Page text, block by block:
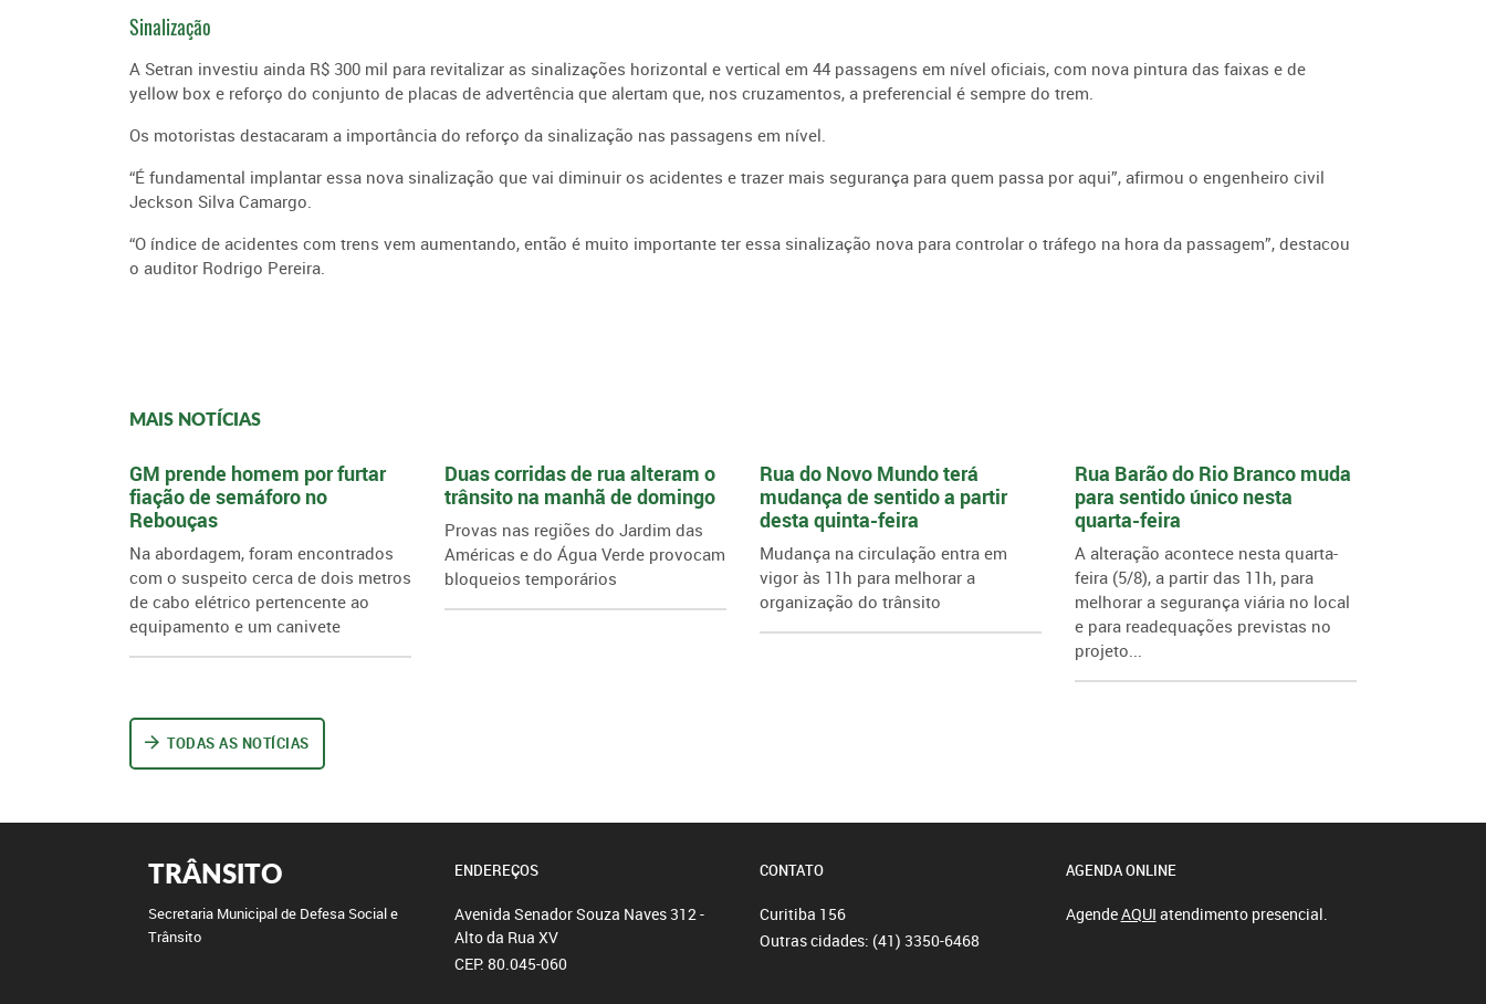
Sinalização
A Setran investiu ainda R$ 300 mil para revitalizar as sinalizações horizontal e vertical em 44 passagens em nível oficiais, com nova pintura das faixas e de
yellow box e reforço do conjunto de placas de advertência que alertam que, nos cruzamentos, a preferencial é sempre do trem.
Os motoristas destacaram a importância do reforço da sinalização nas passagens em nível.
“É fundamental implantar essa nova sinalização que vai diminuir os acidentes e trazer mais segurança para quem passa por aqui”, afirmou o engenheiro civil
Jeckson Silva Camargo.
“O índice de acidentes com trens vem aumentando, então é muito importante ter essa sinalização nova para controlar o tráfego na hora da passagem”, destacou
o auditor Rodrigo Pereira.
MAIS NOTÍCIAS
GM prende homem por furtar
fiação de semáforo no
Rebouças
Na abordagem, foram encontrados
com o suspeito cerca de dois metros
de cabo elétrico pertencente ao
equipamento e um canivete
Duas corridas de rua alteram o
trânsito na manhã de domingo
Provas nas regiões do Jardim das
Américas e do Água Verde provocam
bloqueios temporários
Rua do Novo Mundo terá
mudança de sentido a partir
desta quinta-feira
Mudança na circulação entra em
vigor às 11h para melhorar a
organização do trânsito
Rua Barão do Rio Branco muda
para sentido único nesta
quarta-feira
A alteração acontece nesta quarta-
feira (5/8), a partir das 11h, para
melhorar a segurança viária no local
e para readequações previstas no
projeto...
TODAS AS NOTÍCIAS
TRÂNSITO
Secretaria Municipal de Defesa Social e
Trânsito
ENDEREÇOS
Avenida Senador Souza Naves 312 -
Alto da Rua XV
CEP: 80.045-060
CONTATO
Curitiba 156
Outras cidades: (41) 3350-6468
AGENDA ONLINE
AgendeAQUI atendimento presencial.